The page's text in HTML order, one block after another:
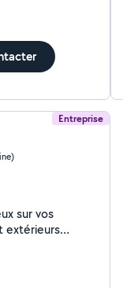
Entreprise
sur vos
extérieurs
de